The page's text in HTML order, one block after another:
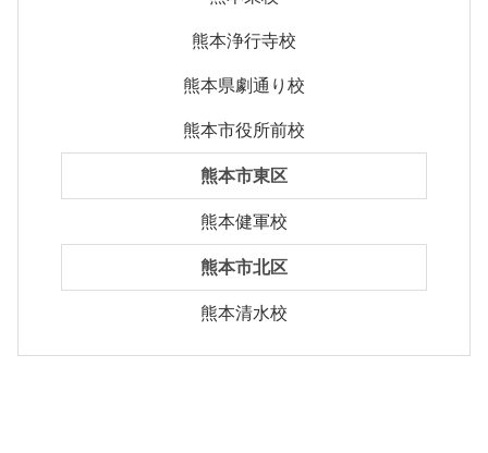
熊本浄行寺校
熊本県劇通り校
熊本市役所前校
熊本市東区
熊本健軍校
熊本市北区
熊本清水校